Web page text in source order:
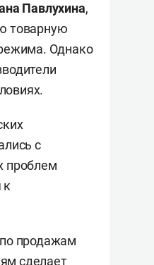
Павлухина,
товарную
Однако
с
проблем
к
продажам
сделает